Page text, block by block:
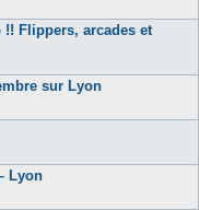
!! Flippers, arcades et
sur Lyon
Lyon